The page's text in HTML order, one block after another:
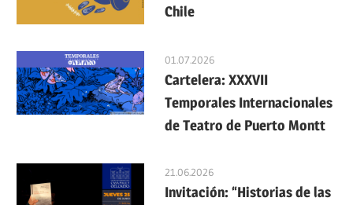
Chile
01.07.2026
Cartelera: XXXVII
Temporales Internacionales
de Teatro de Puerto Montt
21.06.2026
Invitación: “Historias de las